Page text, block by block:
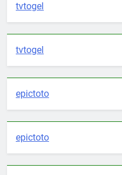
tvtogel
tvtogel
epictoto
epictoto